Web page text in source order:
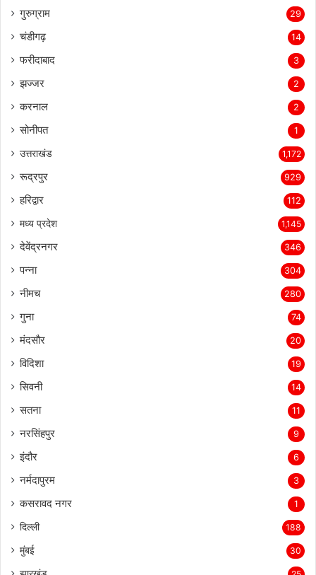
गुरुग्राम 29
चंडीगढ़ 14
फरीदाबाद 3
झज्जर 2
करनाल 2
सोनीपत 1
उत्तराखंड 1,172
रूद्रपुर 929
हरिद्वार 112
मध्य प्रदेश 1,145
देवेंद्रनगर 346
पन्ना 304
नीमच 280
गुना 74
मंदसौर 20
विदिशा 19
सिवनी 14
सतना 11
नरसिंहपुर 9
इंदौर 6
नर्मदापुरम 3
कसरावद नगर 1
दिल्ली 188
मुंबई 30